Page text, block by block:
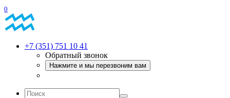
0
+7 (351) 751 10 41
Обратный звонок
Нажмите и мы перезвоним вам